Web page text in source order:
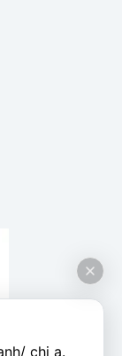
chị ạ.